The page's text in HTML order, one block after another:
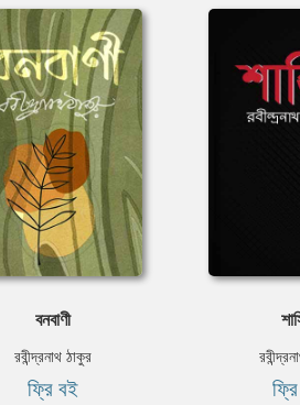
বনবাণী
রবীন্দ্রনাথ ঠাকুর
ফ্রি বই